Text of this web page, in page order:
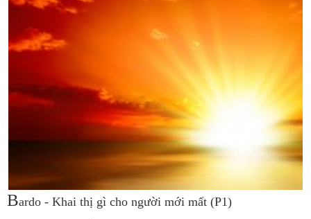
Bardo - Khai thị gì cho người mới mất (P1)